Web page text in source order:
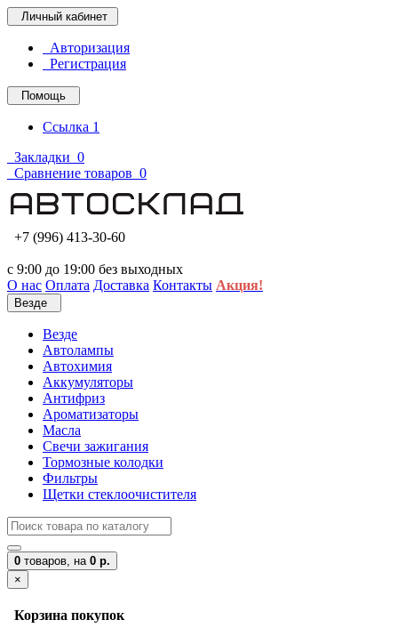
Личный кабинет
Авторизация
Регистрация
Помощь
Ссылка 1
Закладки 0
Сравнение товаров 0
+7 (996) 413-30-60
с 9:00 до 19:00 без выходных
О нас Оплата Доставка Контакты Акция!
Везде
Везде
Автолампы
Автохимия
Аккумуляторы
Антифриз
Ароматизаторы
Масла
Свечи зажигания
Тормозные колодки
Фильтры
Щетки стеклоочистителя
0 товаров, на 0 р.
×
Корзина покупок